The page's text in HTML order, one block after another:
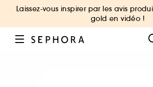
Laissez-vous inspirer par les avis
gold en vidéo !